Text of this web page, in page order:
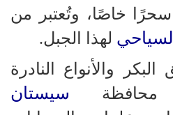
سحرًا خاصًا، وتُعتبر من
لهذا الجبل.
والأنواع النادرة
محافظة سيستان